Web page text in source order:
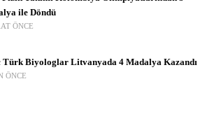
ile Döndü
21 SAAT ÖNCE
Türk Biyologlar Litvanyada 4 Madalya Kazandı
2 GÜN ÖNCE